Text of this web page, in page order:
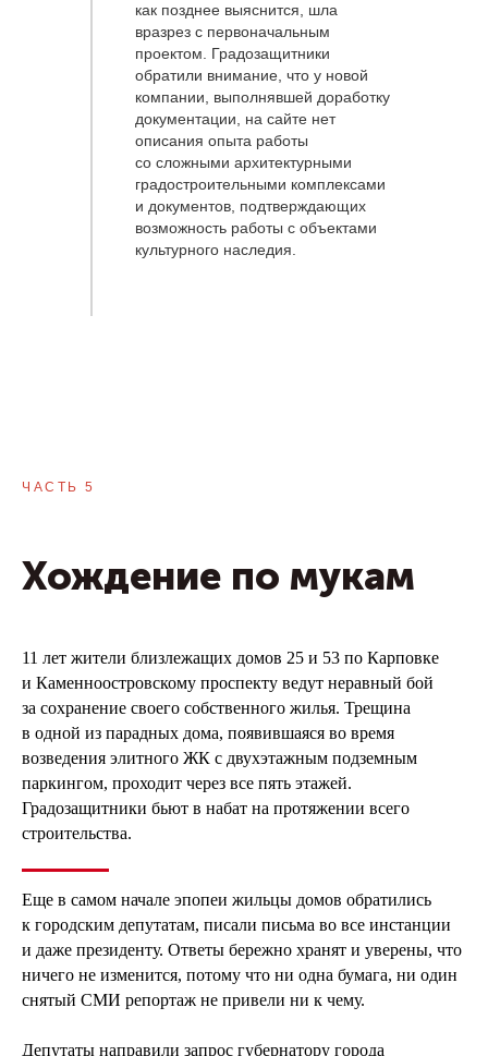
как позднее выяснится, шла
вразрез с первоначальным
проектом. Градозащитники
обратили внимание, что у новой
компании, выполнявшей доработку
документации, на сайте нет
описания опыта работы
со сложными архитектурными
градостроительными комплексами
и документов, подтверждающих
возможность работы с объектами
культурного наследия.
ЧАСТЬ 5
Хождение по мукам
11 лет жители близлежащих домов 25 и 53 по Карповке
и Каменноостровскому проспекту ведут неравный бой
за сохранение своего собственного жилья. Трещина
в одной из парадных дома, появившаяся во время
возведения элитного ЖК с двухэтажным подземным
паркингом, проходит через все пять этажей.
Градозащитники бьют в набат на протяжении всего
строительства.
Еще в самом начале эпопеи жильцы домов обратились
к городским депутатам, писали письма во все инстанции
и даже президенту. Ответы бережно хранят и уверены, что
ничего не изменится, потому что ни одна бумага, ни один
снятый СМИ репортаж не привели ни к чему.
Депутаты направили запрос губернатору города